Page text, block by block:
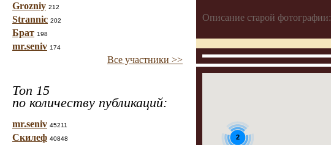
Grozniy 212
Strannic 202
Брат 198
mr.seniv 174
Все участники >>
Топ 15
по количеству публикаций:
mr.seniv 45211
Скилеф 40848
Описание старой фотографии:
2